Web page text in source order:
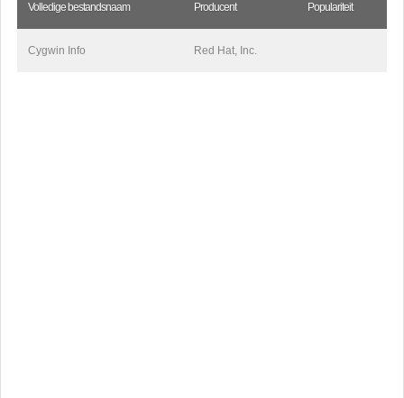
Volledige bestandsnaam Producent Populariteit
Cygwin Info Red Hat, Inc.